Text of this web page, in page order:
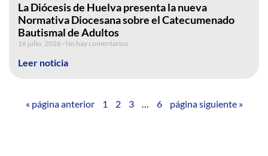
La Diócesis de Huelva presenta la nueva
Normativa Diocesana sobre el Catecumenado
Bautismal de Adultos
16 julio, 2026 No hay comentarios
Leer noticia
« página anterior 1 2 3 … 6 página siguiente »